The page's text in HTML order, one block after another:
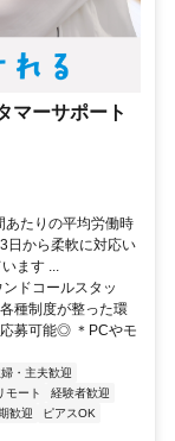
マーサポート
あたりの平均労働時
日から柔軟に対応い
ます ...
ドコールスタッ
種制度が整った環
募可能◎ ＊PCやモ
婦・主夫歓迎
モート
経験者歓迎
歓迎
ピアスOK